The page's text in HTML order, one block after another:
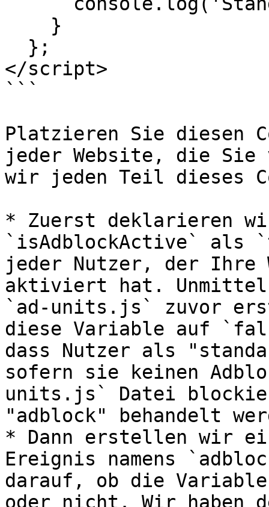
</script>
```
Platzieren Sie diesen
jeder Website, die Sie
wir jeden Teil dieses
* Zuerst deklarieren
`isAdblockActive` als
jeder Nutzer, der Ihre
aktiviert hat.
`ad-units.js` zuvor
diese Variable auf
dass Nutzer als
sofern sie keinen
units.js` Datei
"adblock" behandelt
* Dann erstellen wir
Ereignis namens
darauf, ob die
oder nicht. Wir haben